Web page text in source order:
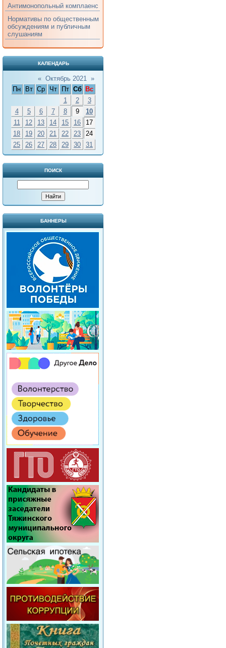
Антимонопольный комплаенс
Нормативы по общественным
обсуждениям и публичным
слушаниям
КАЛЕНДАРЬ
« Октябрь 2021 »
Пн
Вт Ср Чт Пт Сб
Вс
1
2
3
4
5 6 7 8 9
10
11
12 13 14 15 16
17
18
19 20 21 22 23
24
25
26 27 28 29 30 31
ПОИСК
БАННЕРЫ